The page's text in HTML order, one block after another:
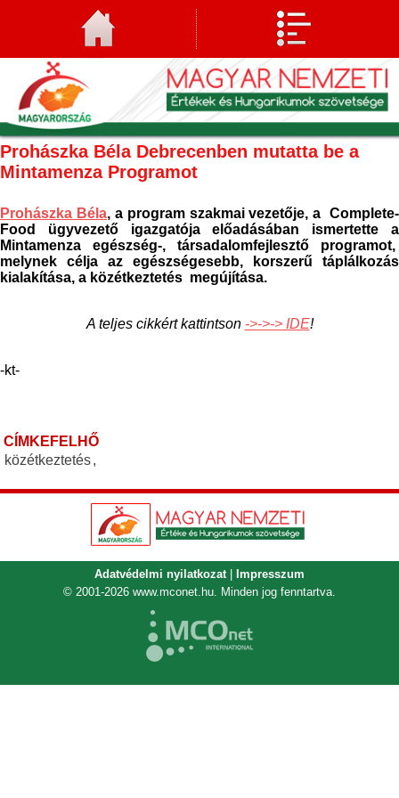
Prohászka Béla Debrecenben mutatta be a
Mintamenza Programot
Prohászka Béla, a program szakmai vezetője, a Complete-
Food ügyvezető igazgatója előadásában ismertette a
Mintamenza egészség-, társadalomfejlesztő programot,
melynek célja az egészségesebb, korszerű táplálkozás
kialakítása, a közétkeztetés megújítása.
A teljes cikkért kattintson ->->-> IDE!
-kt-
CÍMKEFELHŐ
közétkeztetés,
Adatvédelmi nyilatkozat
Impresszum
© 2001-2026 www.mconet.hu . Minden jog fenntartva.